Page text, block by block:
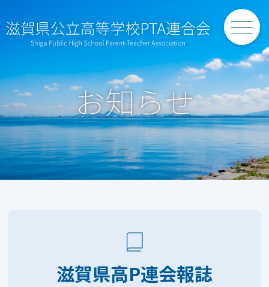
to
content
お知らせ
滋賀県高P連会報誌